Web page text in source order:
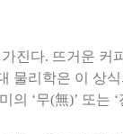
진다. 뜨거운
물리학은 이 상
‘무(無)’ 또는